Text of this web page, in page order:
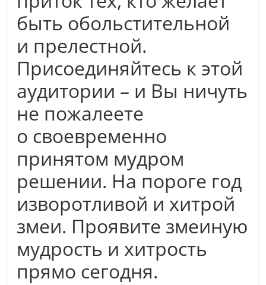
быть обольстительной
и прелестной.
Присоединяйтесь к этой
аудитории – и Вы ничуть
не пожалеете
о своевременно
принятом мудром
решении. На пороге год
изворотливой и хитрой
змеи. Проявите змеиную
мудрость и хитрость
прямо сегодня.